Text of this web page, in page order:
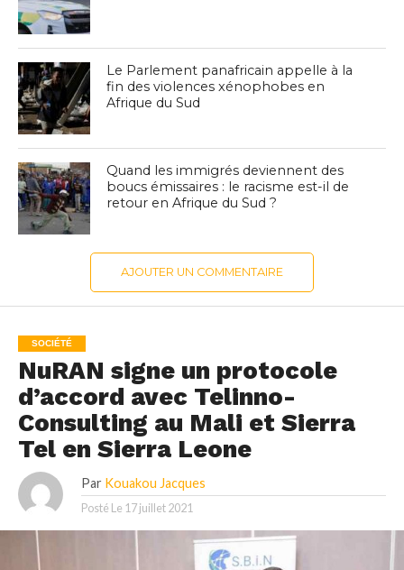
Le Parlement panafricain appelle à la
fin des violences xénophobes en
Afrique du Sud
Quand les immigrés deviennent des
boucs émissaires : le racisme est-il de
retour en Afrique du Sud ?
AJOUTER UN COMMENTAIRE
SOCIÉTÉ
NuRAN signe un protocole
d’accord avec Telinno-
Consulting au Mali et Sierra
Tel en Sierra Leone
Par Kouakou Jacques
Posté Le 17 juillet 2021